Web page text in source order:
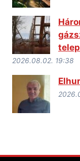
2026.08.02. 19:38